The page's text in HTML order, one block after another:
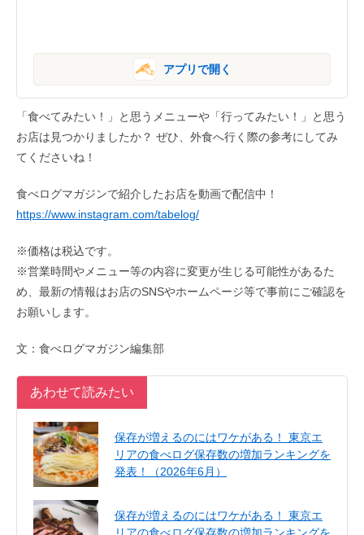
アプリで開く
「食べてみたい！」と思うメニューや「行ってみたい！」と思う
お店は見つかりましたか？ ぜひ、外食へ行く際の参考にしてみ
てくださいね！
食べログマガジンで紹介したお店を動画で配信中！
https://www.instagram.com/tabelog/
※価格は税込です。
※営業時間やメニュー等の内容に変更が生じる可能性があるた
め、最新の情報はお店のSNSやホームページ等で事前にご確認を
お願いします。
文：食べログマガジン編集部
あわせて読みたい
保存が増えるのにはワケがある！ 東京エ
リアの食べログ保存数の増加ランキングを
発表！（2026年6月）
保存が増えるのにはワケがある！ 東京エ
リアの食べログ保存数の増加ランキングを